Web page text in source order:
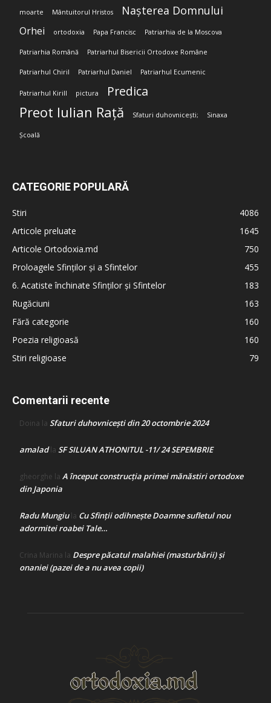
moarte Mântuitorul Hristos Nașterea Domnului
Orhei ortodoxia Papa Francisc Patriarhia de la Moscova
Patriarhia Română Patriarhul Bisericii Ortodoxe Române
Patriarhul Chiril Patriarhul Daniel Patriarhul Ecumenic
Patriarhul Kirill pictura Predica
Preot Iulian Rață Sfaturi duhovnicești; Sinaxa
Școală
CATEGORIE POPULARĂ
Stiri
4086
Articole preluate
1645
Articole Ortodoxia.md
750
Proloagele Sfinților și a Sfintelor
455
6. Acatiste închinate Sfinților și Sfintelor
183
Rugăciuni
163
Fără categorie
160
Poezia religioasă
160
Stiri religioase
79
Comentarii recente
Doina la Sfaturi duhovnicești din 20 octombrie 2024
amaladla SF SILUAN ATHONITUL -11/ 24 SEPEMBRIE
gheorghe la A început construcţia primei mănăstiri ortodoxe
din Japonia
Radu Mungiula Cu Sfinții odihnește Doamne sufletul nou
adormitei roabei Tale…
Crina Marina la Despre păcatul malahiei (masturbării) şi
onaniei (pazei de a nu avea copii)